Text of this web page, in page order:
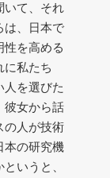
いて、それ
は、日本で
性を高める
に私たち
人を選びた
彼女から話
の人が技術
本の研究機
いうと、